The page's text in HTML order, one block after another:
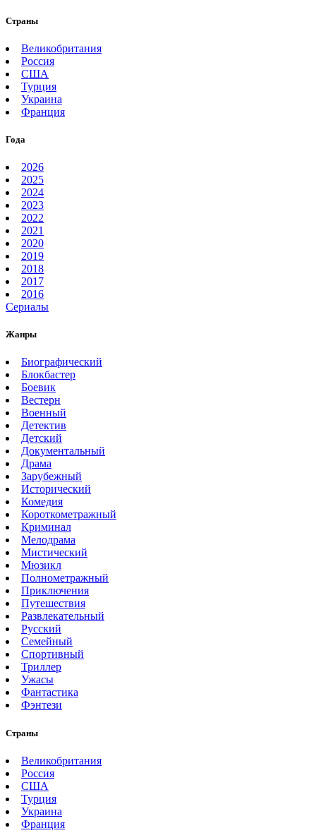
Страны
Великобритания
Россия
США
Турция
Украина
Франция
Года
2026
2025
2024
2023
2022
2021
2020
2019
2018
2017
2016
Сериалы
Жанры
Биографический
Блокбастер
Боевик
Вестерн
Военный
Детектив
Детский
Документальный
Драма
Зарубежный
Исторический
Комедия
Короткометражный
Криминал
Мелодрама
Мистический
Мюзикл
Полнометражный
Приключения
Путешествия
Развлекательный
Русский
Семейный
Спортивный
Триллер
Ужасы
Фантастика
Фэнтези
Страны
Великобритания
Россия
США
Турция
Украина
Франция